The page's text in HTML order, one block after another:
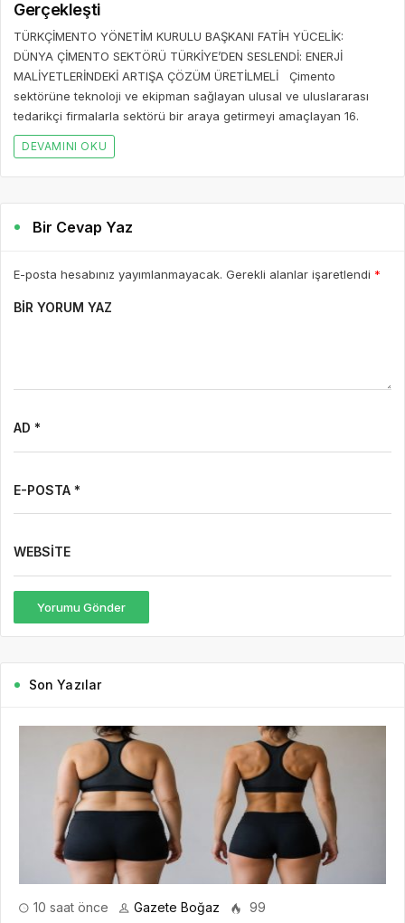
Gerçekleşti
TÜRKÇİMENTO YÖNETİM KURULU BAŞKANI FATİH YÜCELİK:
DÜNYA ÇİMENTO SEKTÖRÜ TÜRKİYE’DEN SESLENDİ: ENERJİ
MALİYETLERİNDEKİ ARTIŞA ÇÖZÜM ÜRETİLMELİ Çimento
sektörüne teknoloji ve ekipman sağlayan ulusal ve uluslararası
tedarikçi firmalarla sektörü bir araya getirmeyi amaçlayan 16.
DEVAMINI OKU
Bir Cevap Yaz
E-posta hesabınız yayımlanmayacak. Gerekli alanlar işaretlendi *
BIR YORUM YAZ
AD *
E-POSTA *
WEBSITE
Yorumu Gönder
Son Yazılar
10 saat önce Gazete Boğaz 99